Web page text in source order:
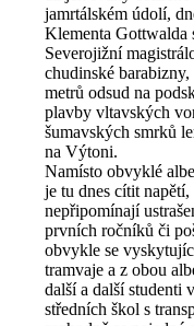
jamrtálském údolí,
Klementa Gottwalda
Severojižní
chudinské
metrů odsud na
plavby vltavských
šumavských smrků
na Výtoni.
Namísto obvyklé
je tu dnes cítit
nepřipomínají
prvních ročníků či
obvykle se
tramvaje a z obou
další a další studenti
středních škol s